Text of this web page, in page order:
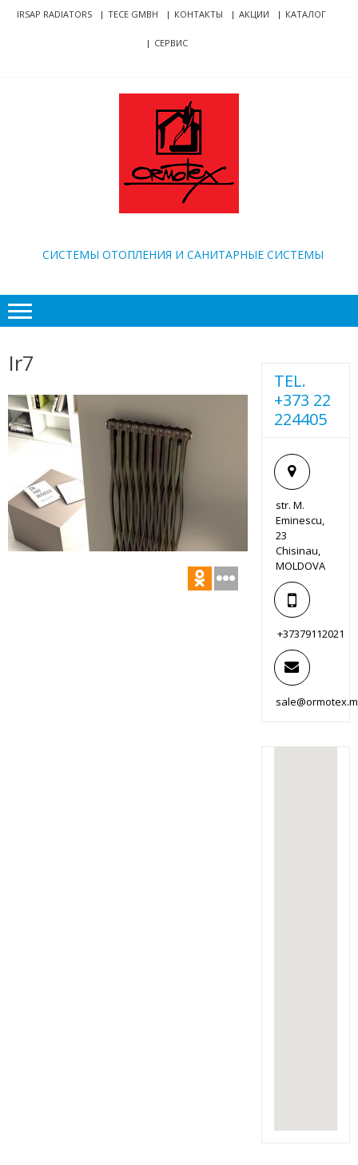
Skip
SkipIRSAP RADIATORS TECE GMBH КОНТАКТЫ АКЦИИ КАТАЛОГ
СЕРВИС
CИСТЕМЫ ОТОПЛЕНИЯ И САНИТАРНЫЕ СИСТЕМЫ
Ir7
TEL.
+373 22
224405
str. M.
Eminescu,
23
Chisinau,
MOLDOVA
+37379112021